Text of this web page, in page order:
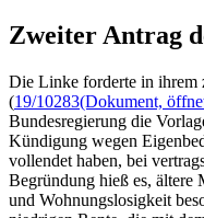
Zweiter Antrag
Die Linke forderte in ihrem
(19/10283(Dokument,
Bundesregierung die
Kündigung wegen
vollendet haben, bei
Begründung hieß es, ältere
und Wohnungslosigkeit